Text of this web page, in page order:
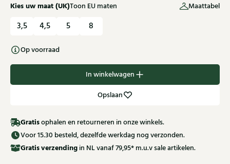
Kies uw maat (UK)Toon EU maten Maattabel
3,5 4,5 5 8
Op voorraad
In winkelwagen
Opslaan
Gratisophalen en retourneren in onze winkels.
Voor 15.30 besteld, dezelfde werkdag nog verzonden.
Gratisverzending in NL vanaf 79,95* m.u.v sale artikelen.